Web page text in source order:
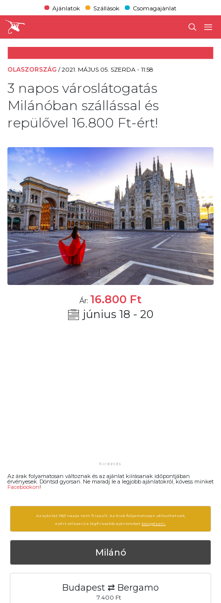
Ajánlatok Szállások Csomagajánlat
OLASZORSZÁG /2021. MÁJUS 05. SZERDA - 11:58
3 napos városlátogatás
Milánóban szállással és
repülővel 16.800 Ft-ért!
Ár: 16.800 Ft
június 18 - 20
Az árak folyamatosan változnak és az ajánlat kiírásanak időpontjában
érvényesek. Döntsd gyorsan. Ne maradj le a legjobb ajánlatokról, kövess minket
Facebookon!
Az ajánlat 1921 napja nem frissült. Az árak folyamatosan változhatnak,
ezért célszerű a legfrissebb ajánlatokat böngészni.
Milánó
Budapest ⇄ Bergamo
7.400 Ft